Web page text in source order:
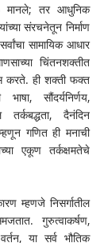
तर आधुनिक
संरचनेतून निर्माण
सामायिक आधार
चिंतनशक्तीत
करते. ही शक्ती फक्त
सौंदर्यनिर्णय,
तर्कबद्धता, दैनंदिन
गणित ही मनाची
एकूण तर्कक्षमतेचे
म्हणजे निसर्गातील
गुरुत्वाकर्षण,
या सर्व भौतिक